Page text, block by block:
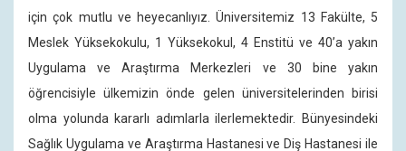
için çok mutlu ve heyecanlıyız. Üniversitemiz 13 Fakülte, 5
Meslek Yüksekokulu, 1 Yüksekokul, 4 Enstitü ve 40’a yakın
Uygulama ve Araştırma Merkezleri ve 30 bine yakın
öğrencisiyle ülkemizin önde gelen üniversitelerinden birisi
olma yolunda kararlı adımlarla ilerlemektedir. Bünyesindeki
Sağlık Uygulama ve Araştırma Hastanesi ve Diş Hastanesi ile